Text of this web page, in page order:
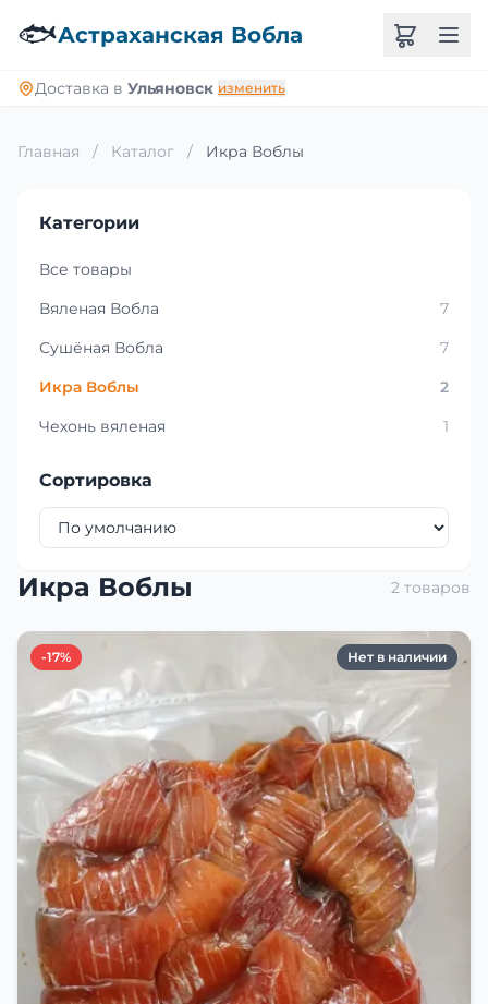
🐟Астраханская Вобла
Доставка в Ульяновск изменить
Главная / Каталог / Икра Воблы
Категории
Все товары
Вяленая Вобла
7
Сушёная Вобла
7
Икра Воблы
2
Чехонь вяленая
1
Сортировка
Икра Воблы 2 товаров
-17% Нет в наличии